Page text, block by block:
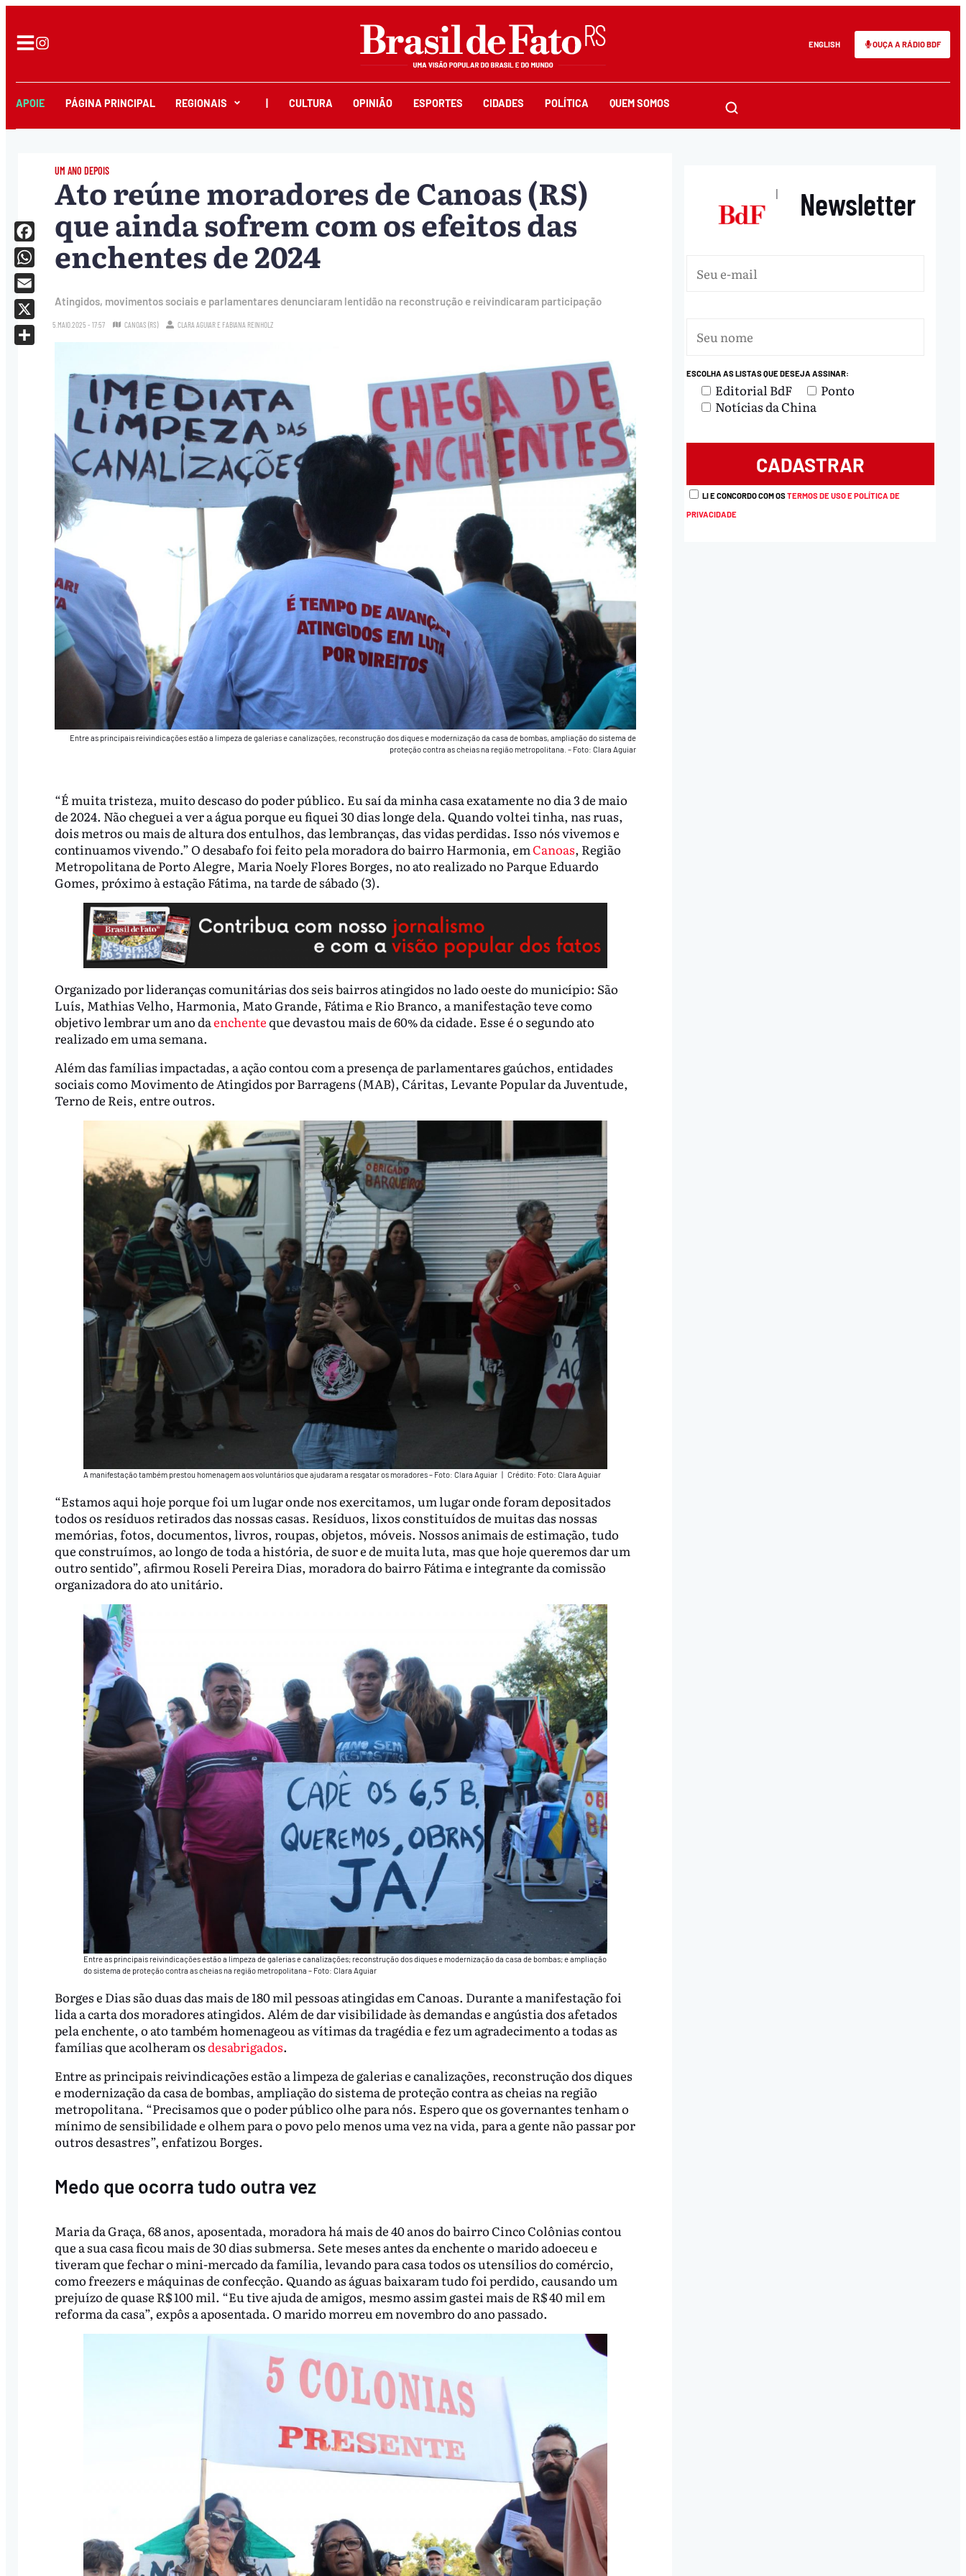
ENGLISH OUÇA A RÁDIO BDF
APOIE PÁGINA PRINCIPAL REGIONAIS CULTURA OPINIÃO ESPORTES CIDADES POLÍTICA QUEM SOMOS
UM ANO DEPOIS
Ato reúne moradores de Canoas (RS)
que ainda sofrem com os efeitos das
enchentes de 2024
Atingidos, movimentos sociais e parlamentares denunciaram lentidão na reconstrução e reivindicaram participação
5.MAIO.2025 - 17:57 CANOAS (RS) CLARA AGUIAR E FABIANA REINHOLZ
Entre as principais reivindicações estão a limpeza de galerias e canalizações, reconstrução dos diques e modernização da casa de bombas, ampliação do sistema de
proteção contra as cheias na região metropolitana. – Foto: Clara Aguiar
“É muita tristeza, muito descaso do poder público. Eu saí da minha casa exatamente no dia 3 de maio
de 2024. Não cheguei a ver a água porque eu fiquei 30 dias longe dela. Quando voltei tinha, nas ruas,
dois metros ou mais de altura dos entulhos, das lembranças, das vidas perdidas. Isso nós vivemos e
continuamos vivendo.” O desabafo foi feito pela moradora do bairro Harmonia, emCanoas, Região
Metropolitana de Porto Alegre, Maria Noely Flores Borges, no ato realizado no Parque Eduardo
Gomes, próximo à estação Fátima, na tarde de sábado (3).
Organizado por lideranças comunitárias dos seis bairros atingidos no lado oeste do município: São
Luís, Mathias Velho, Harmonia, Mato Grande, Fátima e Rio Branco, a manifestação teve como
objetivo lembrar um ano daenchenteque devastou mais de 60% da cidade. Esse é o segundo ato
realizado em uma semana.
Além das famílias impactadas, a ação contou com a presença de parlamentares gaúchos, entidades
sociais como Movimento de Atingidos por Barragens (MAB), Cáritas, Levante Popular da Juventude,
Terno de Reis, entre outros.
A manifestação também prestou homenagem aos voluntários que ajudaram a resgatar os moradores – Foto: Clara Aguiar Crédito: Foto: Clara Aguiar
“Estamos aqui hoje porque foi um lugar onde nos exercitamos, um lugar onde foram depositados
todos os resíduos retirados das nossas casas. Resíduos, lixos constituídos de muitas das nossas
memórias, fotos, documentos, livros, roupas, objetos, móveis. Nossos animais de estimação, tudo
que construímos, ao longo de toda a história, de suor e de muita luta, mas que hoje queremos dar um
outro sentido”, afirmou Roseli Pereira Dias, moradora do bairro Fátima e integrante da comissão
organizadora do ato unitário.
Entre as principais reivindicações estão a limpeza de galerias e canalizações; reconstrução dos diques e modernização da casa de bombas; e ampliação
do sistema de proteção contra as cheias na região metropolitana – Foto: Clara Aguiar
Borges e Dias são duas das mais de 180 mil pessoas atingidas em Canoas. Durante a manifestação foi
lida a carta dos moradores atingidos. Além de dar visibilidade às demandas e angústia dos afetados
pela enchente, o ato também homenageou as vítimas da tragédia e fez um agradecimento a todas as
famílias que acolheram osdesabrigados.
Entre as principais reivindicações estão a limpeza de galerias e canalizações, reconstrução dos diques
e modernização da casa de bombas, ampliação do sistema de proteção contra as cheias na região
metropolitana. “Precisamos que o poder público olhe para nós. Espero que os governantes tenham o
mínimo de sensibilidade e olhem para o povo pelo menos uma vez na vida, para a gente não passar por
outros desastres”, enfatizou Borges.
Medo que ocorra tudo outra vez
Maria da Graça, 68 anos, aposentada, moradora há mais de 40 anos do bairro Cinco Colônias contou
que a sua casa ficou mais de 30 dias submersa. Sete meses antes da enchente o marido adoeceu e
tiveram que fechar o mini-mercado da família, levando para casa todos os utensílios do comércio,
como freezers e máquinas de confecção. Quando as águas baixaram tudo foi perdido, causando um
prejuízo de quase R$ 100 mil. “Eu tive ajuda de amigos, mesmo assim gastei mais de R$ 40 mil em
reforma da casa”, expôs a aposentada. O marido morreu em novembro do ano passado.
Facebook
WhatsApp
Email
X
| Newsletter
ESCOLHA AS LISTAS QUE DESEJA ASSINAR:
Editorial BdF
Ponto
Notícias da China
LI E CONCORDO COM OSTERMOS DE USO E POLÍTICA DE
PRIVACIDADE